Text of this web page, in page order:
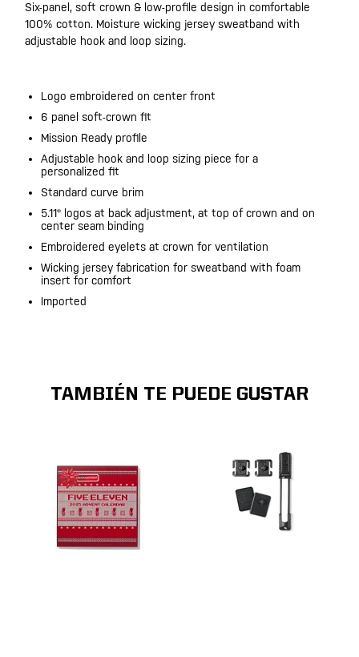
Six-panel, soft crown & low-profile design in comfortable
100% cotton. Moisture wicking jersey sweatband with
adjustable hook and loop sizing.
Logo embroidered on center front
6 panel soft-crown fit
Mission Ready profile
Adjustable hook and loop sizing piece for a
personalized fit
Standard curve brim
5.11® logos at back adjustment, at top of crown and on
center seam binding
Embroidered eyelets at crown for ventilation
Wicking jersey fabrication for sweatband with foam
insert for comfort
Imported
TAMBIÉN TE PUEDE GUSTAR